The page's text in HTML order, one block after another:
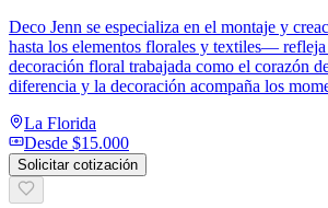
Deco Jenn se especializa en el montaje y
hasta los elementos florales y textiles— refleja
decoración floral trabajada como el corazón
diferencia y la decoración acompaña los
La Florida
Desde $15.000
Solicitar cotización